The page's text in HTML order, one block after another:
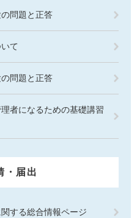
問題と正答
て
問題と正答
者になるための基礎講習
・届出
する総合情報ページ